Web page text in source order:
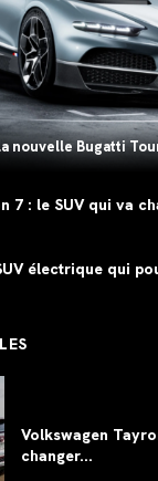
nouvelle Bugatti
7 : le SUV qui va
électrique qui
Volkswagen
changer...